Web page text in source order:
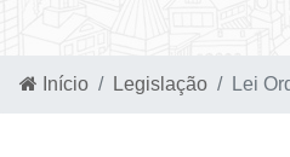
Início Legislação Lei